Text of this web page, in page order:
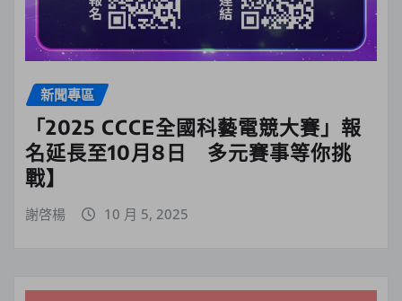
新聞專區
「2025 CCCE全國科藝電競大賽」報
名延長至10月8日 多元賽事等你挑
戰】
謝啓楊 10 月 5, 2025